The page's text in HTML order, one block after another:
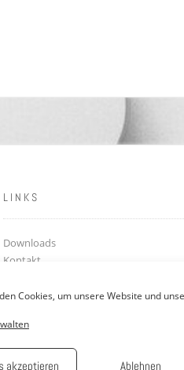
Cookies, um unsere Website und
akzeptieren Ablehnen
LINKS
Downloads
Kontakt
Jobs: Werde Teil unseres Teams!
Impressum
Datenschutzerklärung